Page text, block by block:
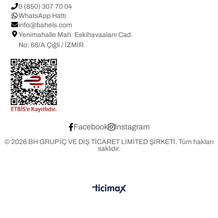
Tasarım ve üretim BAHELS markasına aittir.
0 (850) 307 70 04
WhatsApp Hattı
info@bahels.com
Yenimahalle Mah. Eskihavaalanı Cad.
No: 68/A Çiğli / İZMİR
Facebook Instagram
© 2026 BH GRUP İÇ VE DIŞ TİCARET LİMİTED ŞİRKETİ. Tüm hakları
saklıdır.